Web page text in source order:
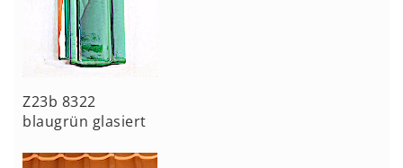
Z23b 8322
blaugrün glasiert